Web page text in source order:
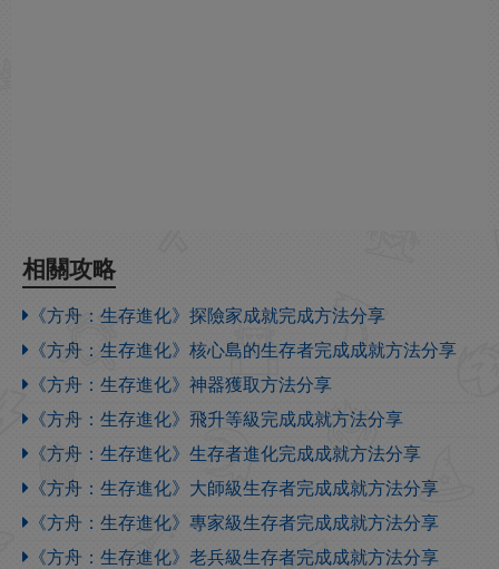
相關攻略
《方舟：生存進化》探險家成就完成方法分享
《方舟：生存進化》核心島的生存者完成成就方法分享
《方舟：生存進化》神器獲取方法分享
《方舟：生存進化》飛升等級完成成就方法分享
《方舟：生存進化》生存者進化完成成就方法分享
《方舟：生存進化》大師級生存者完成成就方法分享
《方舟：生存進化》專家級生存者完成成就方法分享
《方舟：生存進化》老兵級生存者完成成就方法分享